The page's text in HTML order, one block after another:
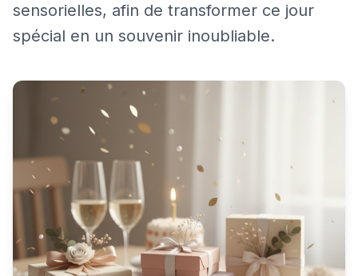
sensorielles, afin de transformer ce jour
spécial en un souvenir inoubliable.